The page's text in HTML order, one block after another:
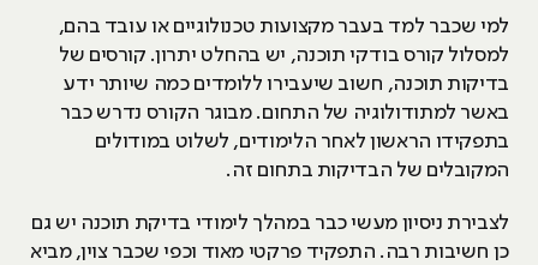
למי שכבר למד בעבר מקצועות טכנולוגיים או עובד בהם,
למסלול קורס בודקי תוכנה, יש בהחלט יתרון. קורסים של
בדיקות תוכנה, חשוב שיעבירו ללומדים כמה שיותר ידע
באשר למתודולוגיה של התחום. מבוגר הקורס נדרש כבר
בתפקידו הראשון לאחר הלימודים, לשלוט במודולים
המקובלים של הבדיקות בתחום זה.
לצבירת ניסיון מעשי כבר במהלך לימודי בדיקת תוכנה יש גם
כן חשיבות רבה. התפקיד פרקטי מאוד וכפי שכבר צוין, מביא